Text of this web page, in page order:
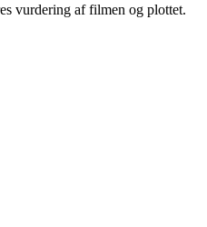
vurdering af filmen og plottet.